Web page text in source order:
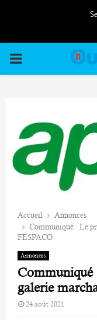
PRIMARY
Accueil
Annonces
Communiqué : Le
FESPACO
Annonces
Communiqué
galerie
24 août 2021